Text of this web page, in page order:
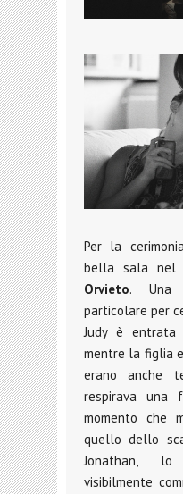
Per la
bella sala nel
Orvieto. Una
particolare per
Judy è
mentre la figlia
erano anche
respirava una
momento che
quello dello
Jonathan, lo
visibilmente